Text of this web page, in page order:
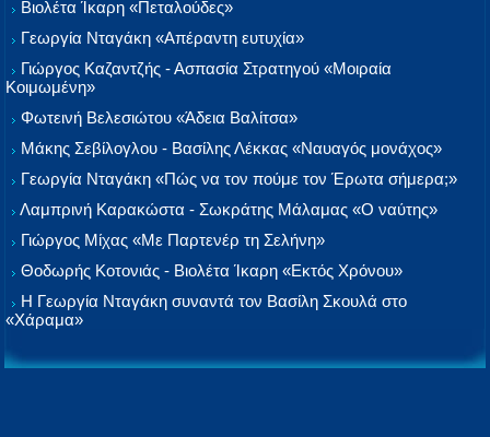
Βιολέτα Ίκαρη «Πεταλούδες»
Γεωργία Νταγάκη «Aπέραντη ευτυχία»
Γιώργος Καζαντζής - Ασπασία Στρατηγού «Μοιραία
Κοιμωμένη»
Φωτεινή Βελεσιώτου «Άδεια Βαλίτσα»
Μάκης Σεβίλογλου - Βασίλης Λέκκας «Ναυαγός μονάχος»
Γεωργία Νταγάκη «Πώς να τον πούμε τον Έρωτα σήμερα;»
Λαμπρινή Καρακώστα - Σωκράτης Μάλαμας «Ο ναύτης»
Γιώργος Μίχας «Με Παρτενέρ τη Σελήνη»
Θοδωρής Κοτονιάς - Βιολέτα Ίκαρη «Εκτός Χρόνου»
Η Γεωργία Νταγάκη συναντά τον Βασίλη Σκουλά στο
«Χάραμα»